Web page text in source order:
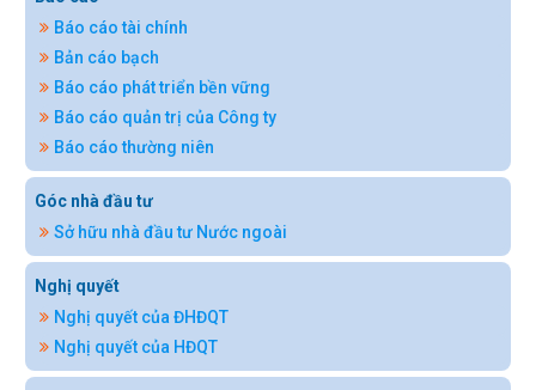
Báo cáo tài chính
Bản cáo bạch
Báo cáo phát triển bền vững
Báo cáo quản trị của Công ty
Báo cáo thường niên
Góc nhà đầu tư
Sở hữu nhà đầu tư Nước ngoài
Nghị quyết
Nghị quyết của ĐHĐQT
Nghị quyết của HĐQT